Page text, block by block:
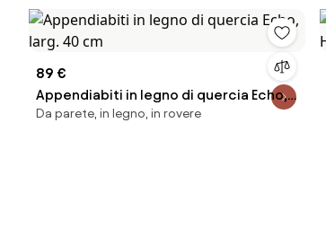
89 €
Appendiabiti in legno di quercia Echo,
larg. 40 cm
Da parete, in legno, in rovere